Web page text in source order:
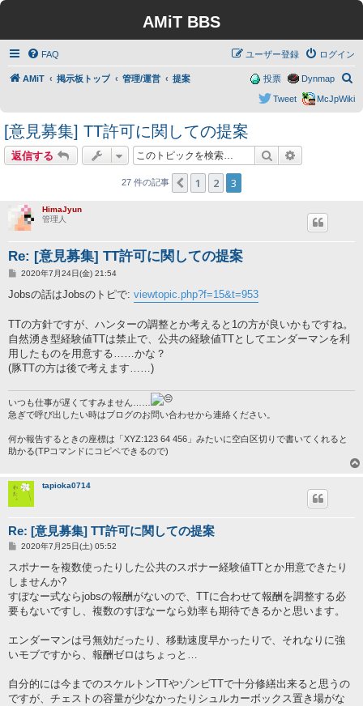
AMiT BBS
FAQ ログイン
ユーザー登録
AMiT 掲示板トップ 管理/運営 提案
索
Dynmap
投票
McJpWiki
Tweet
[意見募集] TT許可に関しての提案
返信する 検索
27 件の記事 １つ前へ
1 2 3
HimaJyun
管理人
Re: [意見募集] TT許可に関しての提案
投
記
2020年7月24日(金) 21:54
Jobsの話はJobsのトピで: viewtopic.php?f=15&t=953
TTの方針ですが、ハンターの調整とか考えると1の方が良いかもですね。
自然湧き型経験値TTは禁止で、公共の経験値TTとしてエンダーマンを利
用したものを用意する……かな？
(豚TTの方は後で考えます……)
いつも仕事が遅くてすみません……
急ぎで呼び出したい時はブログのお問い合わせから連絡ください。
何か報告するときの座標は「XYZ:123 64 456」みたいに空白区切りで書いてくれると
助かる(TPコマンドにコピペできるので)
tapioka0714
Re: [意見募集] TT許可に関しての提案
投
記
事
2020年7月25日(土) 05:52
スポナーを複数使ったりした公共のスポナー経験値TTとか用意できたり
しませんか?
すぽなー式ならjobsの報酬がないので、TTに合わせて報酬を調整する必
要もないですし、複数のすぽなーなら効率も期待できるかと思います。
エンダーマンは弓無効だったり、移動速度早かったりで、それなりに強
いモブですから、報酬ゼロはちょっと…
自分的には今までのスケルトンTTやゾンビTTで十分修繕出来ると思うの
ですが、チェストの容量が少なかったりシュルカーボックス置き場がな